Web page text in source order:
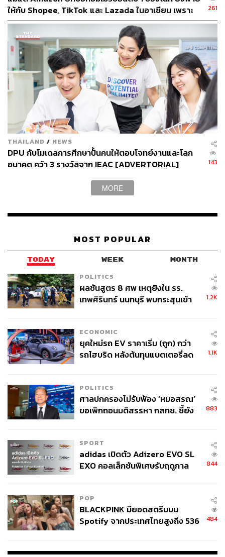
ทั้งหมดนี้ เป็นทั้งความกดดันและความท้าทาย แม้ต้องทำงาน
หนักมากขึ้น แต่สิ่งที่สำคัญคือ มันแสดงถึงการที่บริษัทเชื่อใจ
และไว้ใจ เป็นสิ่งที่น่าจะหาได้ยากจากองค์กรอื่น
รวม:“มีเรื่องที่ประทับใจที่สุดกับบริษัทนี้ เรื่องนี้เกิดขึ้นตั้งแต่ที่
เราว่าจะไปเรียนต่อ เพราะเราเองก็กลัวนะ รู้สึกผิด ไม่รู้ว่า
หัวหน้าเขาจะคิดอย่างไร เพราะตอนนั้นเราก็เป็นหัวหน้าทีม
อยู่ด้วย ถ้าออกไปมันอาจส่งผลกระทบกับทีม กับบริษัท แต่
สุดท้ายเราก็บอก ปรากฏว่า ทุกคนช่วยเหลือเรามาก
สนับสนุนให้ไปเรียนต่อให้คำแนะนำเรื่องการไปเรียน MBA ที่
Oxford University ทำให้เรารู้สึกว่าที่นี่สนใจและสนับสนุน
ชอบมากเลย” นี่คือความในใจของทุกคนที่ประทับใจกับการ
สนับสนุน
เบิร์ด:“ความ Flat ขององค์กร คือสิ่งที่ผมประทับใจมากที่สุด
ที่ไหนเลยที่พนักงานคนหนึ่งสามารถออกไอเดีย คุยเรื่องงาน
คุยเรื่องส่วนตัวหรือแม้กระทั่งร้องไห้เพราะอกหักต่อหน้า
Country Product Manager ได้โดยไม่รู้สึกอึดอัดเหมือนที่ Sea
The Better Version of Yourself
เจนนี่:“Better Version of Jenny คือเจนนี่มีทักษะด้าน
คน แล้วมันไม่ใช่ว่าเราคุยกับใครสักหนึ่งชั่วโมง แล้วเราจะ
รู้จักตัวเขาทั้งหมด คือต้องให้เวลากับเขาจริงๆ ซึ่งถ้าพัฒนา
ตรงนี้ได้ เราคิดว่าเราจะนำทีมไปได้ไกลกว่านี้ค่ะ แล้วมันจะ
ทำให้ทีมดีขึ้น มีความสุขขึ้น งานทุกอย่างก็จะออกมาดีขึ้น
ให้กับ Shopee, TikTok และ Lazada ในอาเซียน เพราะ
ยกโมเดลอเมริกันมาใช้ทั้งชุดกับตลาดที่คนดูราคาก่อน
แบรนด์
261
THAILAND / NEWS
DPU กับโมเดลการศึกษาปั้นคนให้ตอบโจทย์งานและโลก
อนาคต คว้า 3 รางวัลจาก IEAC [ADVERTORIAL]
143
MORE
MOST POPULAR
TODAY WEEK MONTH
POLITICS
ผลชันสูตร 8 ศพ เหตุยิงใน รร.
เทพศิรินทร์ นนทบุรี พบกระสุนเข้า
1.2K
ECONOMIC
ยุคใหม่รถ EV ราคาเริ่ม (ถูก) กว่า
รถไฮบริด หลังต้นทุนแบตเตอรี่ลด
1.1K
POLITICS
ศาลปกครองไม่รับฟ้อง ‘หมอสรณ’
ขอเพิกถอนมติสรรหา กสทช. ชี้ยัง
883
SPORT
adidas เปิดตัว Adizero EVO SL
EXO คอลเล็กชันพิเศษรับฤดูกาล
844
POP
BLACKPINK มียอดสตรีมบน
Spotify จากประเทศไทยสูงถึง 536
484